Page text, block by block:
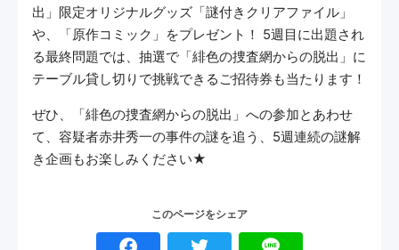
出」限定オリジナルグッズ「謎付きクリアファイル」
や、「原作コミック」をプレゼント！ 5週目に出題され
る最終問題では、抽選で「緋色の捜査網からの脱出」に
テーブル貸し切りで挑戦できるご招待券も当たります！
ぜひ、「緋色の捜査網からの脱出」への参加とあわせ
て、容疑者赤井秀一の事件の謎を追う、5週連続の謎解
き企画もお楽しみください★
このページをシェア